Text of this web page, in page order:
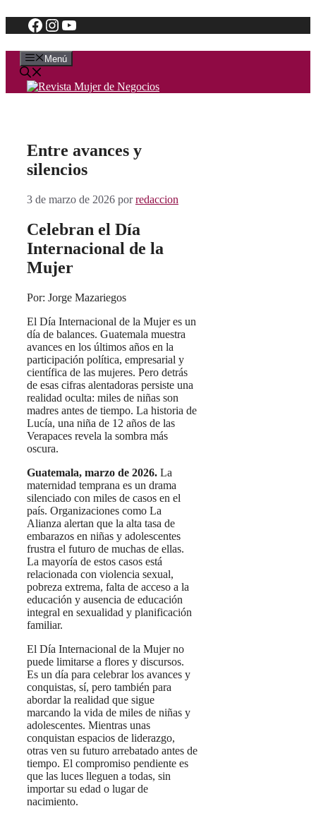
Saltar
al
Facebook
Instagram
YouTube
Menú
Entre avances y
silencios
3 de marzo de 2026 porredaccion
Celebran el Día
Internacional de la
Mujer
Por: Jorge Mazariegos
El Día Internacional de la Mujer es un
día de balances. Guatemala muestra
avances en los últimos años en la
participación política, empresarial y
científica de las mujeres. Pero detrás
de esas cifras alentadoras persiste una
realidad oculta: miles de niñas son
madres antes de tiempo. La historia de
Lucía, una niña de 12 años de las
Verapaces revela la sombra más
oscura.
Guatemala, marzo de 2026. La
maternidad temprana es un drama
silenciado con miles de casos en el
país. Organizaciones como La
Alianza alertan que la alta tasa de
embarazos en niñas y adolescentes
frustra el futuro de muchas de ellas.
La mayoría de estos casos está
relacionada con violencia sexual,
pobreza extrema, falta de acceso a la
educación y ausencia de educación
integral en sexualidad y planificación
familiar.
El Día Internacional de la Mujer no
puede limitarse a flores y discursos.
Es un día para celebrar los avances y
conquistas, sí, pero también para
abordar la realidad que sigue
marcando la vida de miles de niñas y
adolescentes. Mientras unas
conquistan espacios de liderazgo,
otras ven su futuro arrebatado antes de
tiempo. El compromiso pendiente es
que las luces lleguen a todas, sin
importar su edad o lugar de
nacimiento.